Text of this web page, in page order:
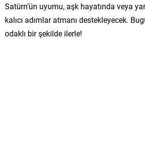
Satürn’ün uyumu, aşk hayatında veya
kalıcı adımlar atmanı destekleyecek.
odaklı bir şekilde ilerle!